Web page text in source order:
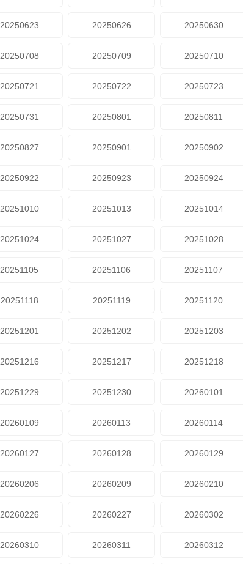
20250623 20250626 20250630
20250708 20250709 20250710
20250721 20250722 20250723
20250731 20250801 20250811
20250827 20250901 20250902
20250922 20250923 20250924
20251010 20251013 20251014
20251024 20251027 20251028
20251105 20251106 20251107
20251118 20251119 20251120
20251201 20251202 20251203
20251216 20251217 20251218
20251229 20251230 20260101
20260109 20260113 20260114
20260127 20260128 20260129
20260206 20260209 20260210
20260226 20260227 20260302
20260310 20260311 20260312